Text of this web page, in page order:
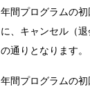
年間プログラムの
に、キャンセル（
の通りとなります。
年間プログラムの